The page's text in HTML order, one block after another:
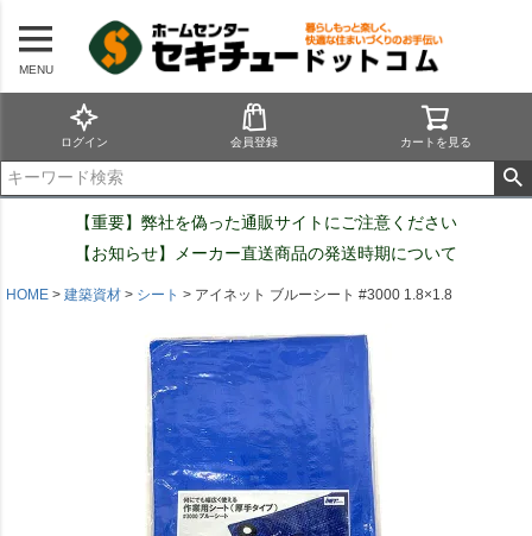
MENU
ログイン 会員登録 カートを見る
【重要】弊社を偽った通販サイトにご注意ください
【お知らせ】メーカー直送商品の発送時期について
HOME 建築資材 シート アイネット ブルーシート #3000 1.8×1.8